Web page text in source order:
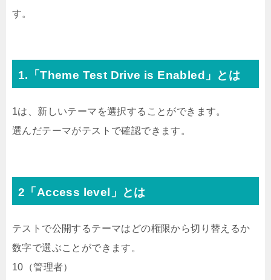
す。
1.「Theme Test Drive is Enabled」とは
1は、新しいテーマを選択することができます。
選んだテーマがテストで確認できます。
2「Access level」とは
テストで公開するテーマはどの権限から切り替えるか
数字で選ぶことができます。
10（管理者）